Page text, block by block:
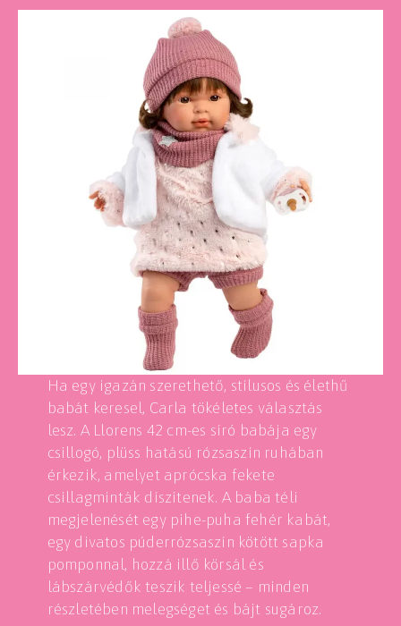
Ha egy igazán szerethető, stílusos és élethű
babát keresel, Carla tökéletes választás
lesz. A Llorens 42 cm-es síró babája egy
csillogó, plüss hatású rózsaszín ruhában
érkezik, amelyet aprócska fekete
csillagminták díszítenek. A baba téli
megjelenését egy pihe-puha fehér kabát,
egy divatos púderrózsaszín kötött sapka
pomponnal, hozzá illő körsál és
lábszárvédők teszik teljessé – minden
részletében melegséget és bájt sugároz.